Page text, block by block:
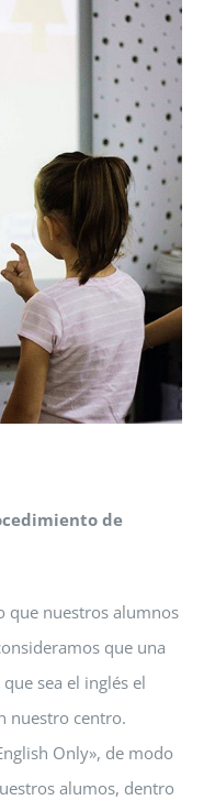
de
que nuestros alumnos
que una
sea el inglés el
nuestro centro.
Only», de modo
alumos, dentro